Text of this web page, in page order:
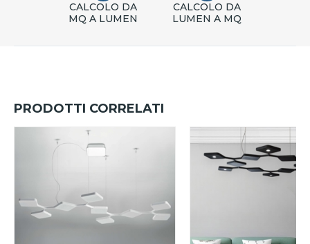
CALCOLO DA
MQ A LUMEN
CALCOLO DA
LUMEN A MQ
PRODOTTI CORRELATI